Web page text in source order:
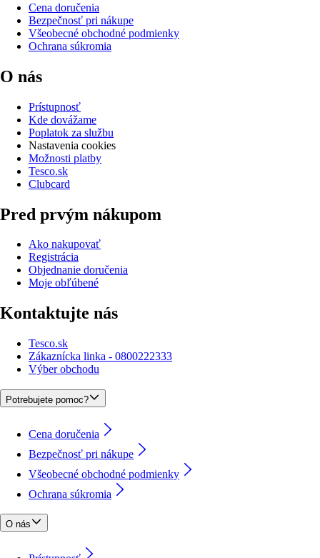
Cena doručenia
Bezpečnosť pri nákupe
Všeobecné obchodné podmienky
Ochrana súkromia
O nás
Prístupnosť
Kde dovážame
Poplatok za službu
Nastavenia cookies
Možnosti platby
Tesco.sk
Clubcard
Pred prvým nákupom
Ako nakupovať
Registrácia
Objednanie doručenia
Moje obľúbené
Kontaktujte nás
Tesco.sk
Zákaznícka linka - 0800222333
Výber obchodu
Potrebujete pomoc?
Cena doručenia
Bezpečnosť pri nákupe
Všeobecné obchodné podmienky
Ochrana súkromia
O nás